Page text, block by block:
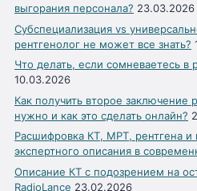
выгорания персонала? 23.03.2026
Субспециализация vs
рентгенолог не может все знать?
Что делать, если сомневаетесь в
10.03.2026
Как получить второе заключение
нужно и как это сделать онлайн?
Расшифровка КТ, МРТ, рентгена
экспертного описания в
Описание КТ с подозрением на
RadioLance 23.02.2026